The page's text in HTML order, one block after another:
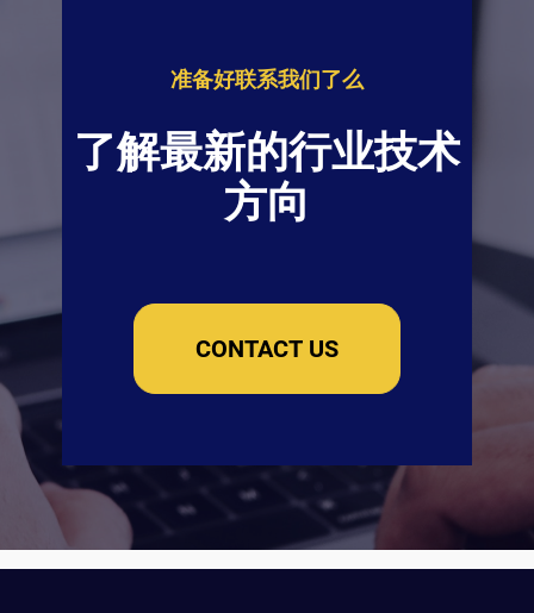
准备好联系我们了么
了解最新的行业技术
方向
CONTACT US